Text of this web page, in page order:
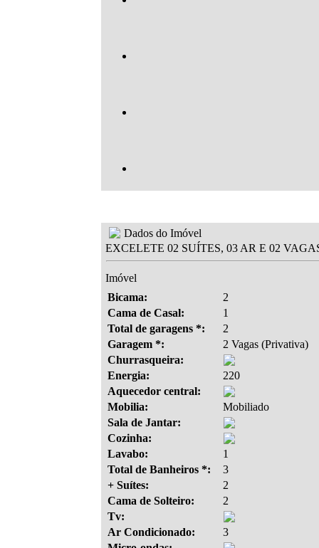
Dados do Imóvel
EXCELETE 02 SUÍTES, 03 AR E 02
Imóvel
Bicama:
2
Cama de Casal:
1
Total de garagens *:
2
Garagem *:
2 Vagas (Privativa)
Churrasqueira:
Energia:
220
Aquecedor central:
Mobilia:
Mobiliado
Sala de Jantar:
Cozinha:
Lavabo:
1
Total de Banheiros *:
3
+ Suítes:
2
Cama de Solteiro:
2
Tv:
Ar Condicionado:
3